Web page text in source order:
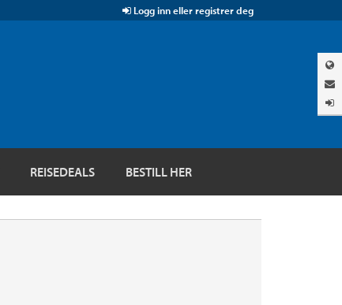
Logg inn eller registrer deg
REISEDEALS BESTILL HER